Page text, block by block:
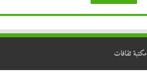
مكتبة ثقافات